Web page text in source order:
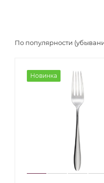
По популярности
Новинка